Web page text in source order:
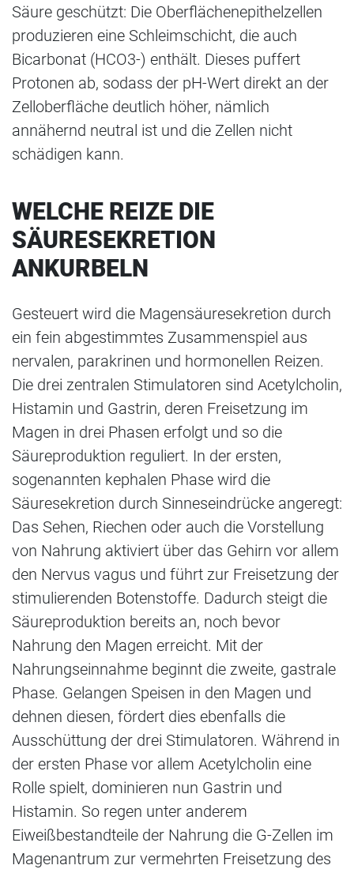
Säure geschützt: Die Oberflächenepithelzellen
produzieren eine Schleimschicht, die auch
Bicarbonat (HCO3-) enthält. Dieses puffert
Protonen ab, sodass der pH-Wert direkt an der
Zelloberfläche deutlich höher, nämlich
annähernd neutral ist und die Zellen nicht
schädigen kann.
WELCHE REIZE DIE
SÄURESEKRETION
ANKURBELN
Gesteuert wird die Magensäuresekretion durch
ein fein abgestimmtes Zusammenspiel aus
nervalen, parakrinen und hormonellen Reizen.
Die drei zentralen Stimulatoren sind Acetylcholin,
Histamin und Gastrin, deren Freisetzung im
Magen in drei Phasen erfolgt und so die
Säureproduktion reguliert. In der ersten,
sogenannten kephalen Phase wird die
Säuresekretion durch Sinneseindrücke angeregt:
Das Sehen, Riechen oder auch die Vorstellung
von Nahrung aktiviert über das Gehirn vor allem
den Nervus vagus und führt zur Freisetzung der
stimulierenden Botenstoffe. Dadurch steigt die
Säureproduktion bereits an, noch bevor
Nahrung den Magen erreicht. Mit der
Nahrungseinnahme beginnt die zweite, gastrale
Phase. Gelangen Speisen in den Magen und
dehnen diesen, fördert dies ebenfalls die
Ausschüttung der drei Stimulatoren. Während in
der ersten Phase vor allem Acetylcholin eine
Rolle spielt, dominieren nun Gastrin und
Histamin. So regen unter anderem
Eiweißbestandteile der Nahrung die G-Zellen im
Magenantrum zur vermehrten Freisetzung des